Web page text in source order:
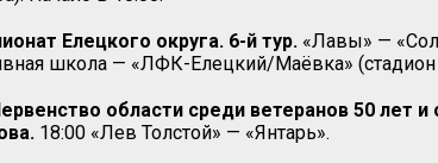
Елецкого округа. 6-й тур. «Лавы» —
школа — «ЛФК-Елецкий/Маёвка» (стадион
области среди ветеранов 50 лет
18:00 «Лев Толстой» — «Янтарь».